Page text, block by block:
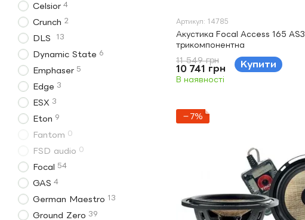
Артикул: 14785
Акустика Focal Access 165 AS3
трикомпонентна
11 549 грн
10 741 грн Купити
В наявності
−7%
Celsior 4
Crunch 2
DLS 13
Dynamic State 6
Emphaser 5
Edge 3
ESX 3
Eton 9
Fantom 0
FSD audio 0
Focal 54
GAS 4
German Maestro 13
Ground Zero 39